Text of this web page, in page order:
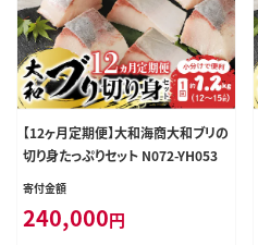
【12ヶ月定期便】大和海商大和ブリの
切り身たっぷりセット N072-YH053
寄付金額
240,000円